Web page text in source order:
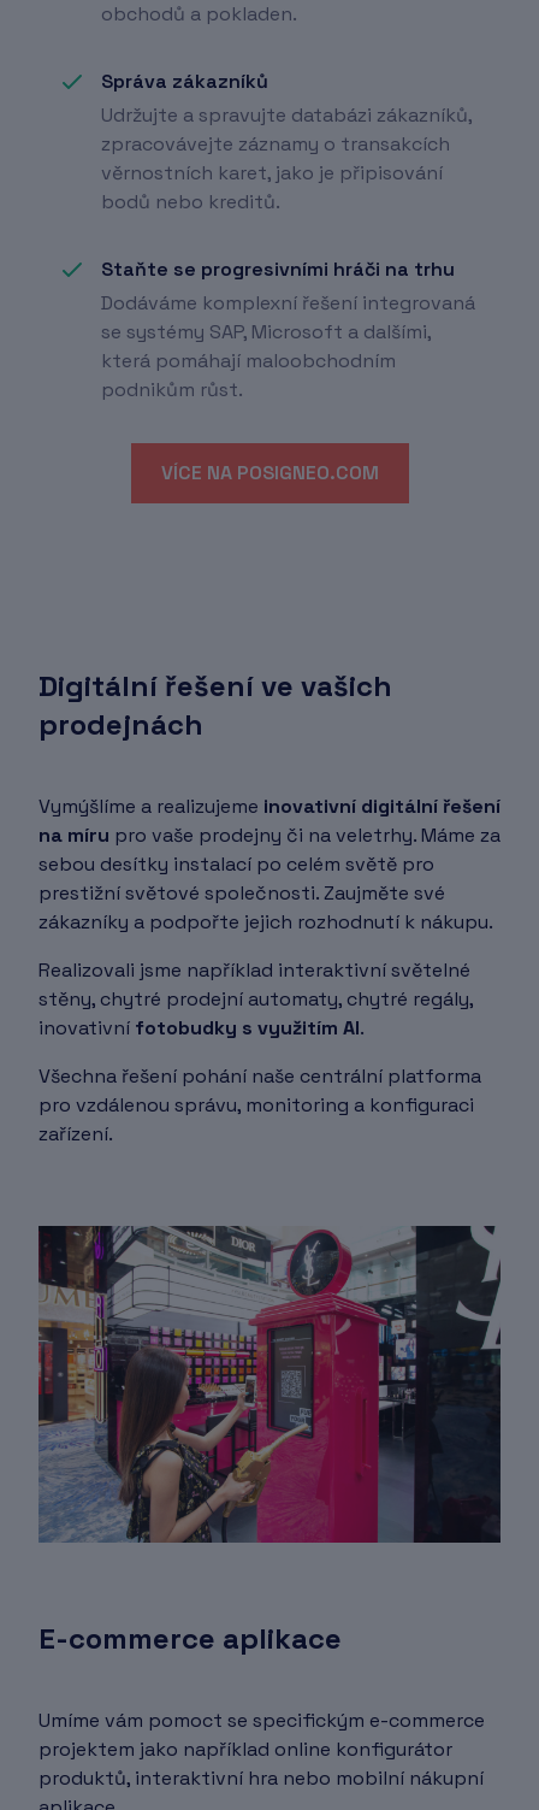
obchodů a pokladen.
Správa zákazníků
Udržujte a spravujte databázi zákazníků,
zpracovávejte záznamy o transakcích
věrnostních karet, jako je připisování
bodů nebo kreditů.
Staňte se progresivními hráči na trhu
Dodáváme komplexní řešení integrovaná
se systémy SAP, Microsoft a dalšími,
která pomáhají maloobchodním
podnikům růst.
VÍCE NA POSIGNEO.COM
Digitální řešení ve vašich
prodejnách
Vymýšlíme a realizujeme inovativní digitální řešení
na míru pro vaše prodejny či na veletrhy. Máme za
sebou desítky instalací po celém světě pro
prestižní světové společnosti. Zaujměte své
zákazníky a podpořte jejich rozhodnutí k nákupu.
Realizovali jsme například interaktivní světelné
stěny, chytré prodejní automaty, chytré regály,
inovativní fotobudky s využitím AI.
Všechna řešení pohání naše centrální platforma
pro vzdálenou správu, monitoring a konfiguraci
zařízení.
E-commerce aplikace
Umíme vám pomoct se specifickým e-commerce
projektem jako například online konfigurátor
produktů, interaktivní hra nebo mobilní nákupní